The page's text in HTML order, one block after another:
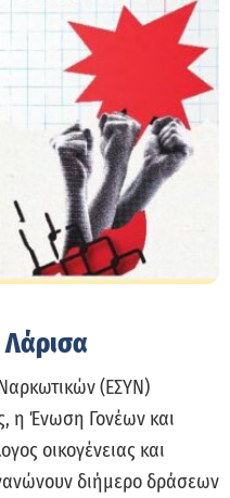
(ΕΣΥΝ)
η Ένωση Γονέων και
οικογένειας και
διήμερο δράσεων